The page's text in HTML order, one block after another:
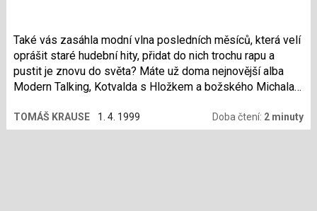
Také vás zasáhla modní vlna posledních měsíců, která velí
oprášit staré hudební hity, přidat do nich trochu rapu a
pustit je znovu do světa? Máte už doma nejnovější alba
Modern Talking, Kotvalda s Hložkem a božského Michala
TOMÁŠ KRAUSE 1. 4. 1999 Doba čtení: 2 minuty